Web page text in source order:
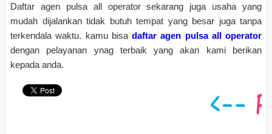
Daftar agen pulsa all operator sekarang juga usaha yang
mudah dijalankan tidak butuh tempat yang besar juga tanpa
terkendala waktu. kamu bisa daftar agen pulsa all operator
dengan pelayanan ynag terbaik yang akan kami berikan
kepada anda.